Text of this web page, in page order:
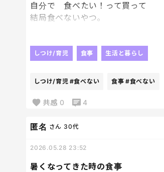
自分で 食べたい！って買って
結局食べないやつ。
超食べたいっ！って熱量で言ってき
そして結局、明日にするかな～
しかも日持ちしないやつに限ってそ
パン屋の、あんパン。
だったら買わなくてよかったじゃん
スーパーのあんぱん買え。倍以上し
しつけ/育児 食事 生活と暮らし
しつけ/育児 #食べない 食事 #食べない
共感 0 4
暑くなってきた時の食事
匿名 さん 30代
2026.05.28 23:52